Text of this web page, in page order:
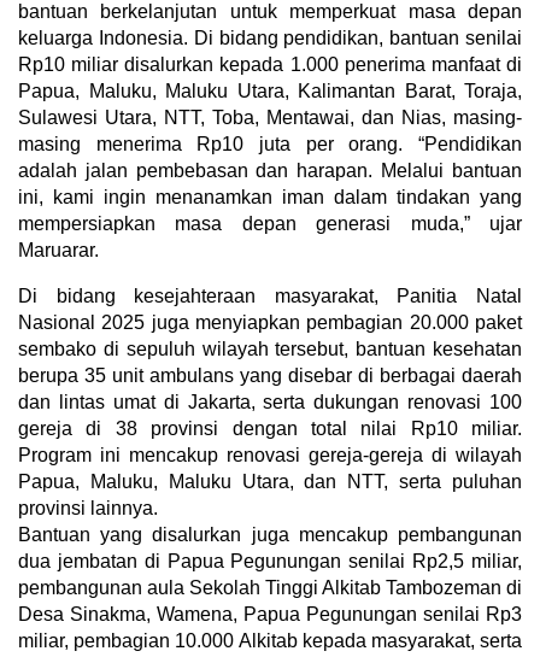
bantuan berkelanjutan untuk memperkuat masa depan
keluarga Indonesia. Di bidang pendidikan, bantuan senilai
Rp10 miliar disalurkan kepada 1.000 penerima manfaat di
Papua, Maluku, Maluku Utara, Kalimantan Barat, Toraja,
Sulawesi Utara, NTT, Toba, Mentawai, dan Nias, masing-
masing menerima Rp10 juta per orang. “Pendidikan
adalah jalan pembebasan dan harapan. Melalui bantuan
ini, kami ingin menanamkan iman dalam tindakan yang
mempersiapkan masa depan generasi muda,” ujar
Maruarar.
Di bidang kesejahteraan masyarakat, Panitia Natal
Nasional 2025 juga menyiapkan pembagian 20.000 paket
sembako di sepuluh wilayah tersebut, bantuan kesehatan
berupa 35 unit ambulans yang disebar di berbagai daerah
dan lintas umat di Jakarta, serta dukungan renovasi 100
gereja di 38 provinsi dengan total nilai Rp10 miliar.
Program ini mencakup renovasi gereja-gereja di wilayah
Papua, Maluku, Maluku Utara, dan NTT, serta puluhan
provinsi lainnya.
Bantuan yang disalurkan juga mencakup pembangunan
dua jembatan di Papua Pegunungan senilai Rp2,5 miliar,
pembangunan aula Sekolah Tinggi Alkitab Tambozeman di
Desa Sinakma, Wamena, Papua Pegunungan senilai Rp3
miliar, pembagian 10.000 Alkitab kepada masyarakat, serta